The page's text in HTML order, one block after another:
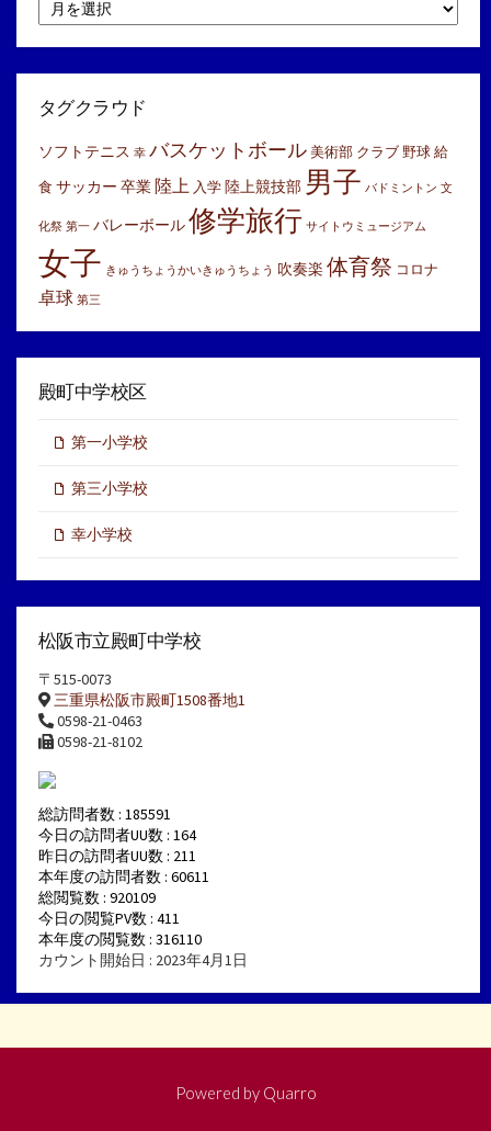
別
ア
イ
タグクラウド
ソフトテニス 幸 バスケットボール 美術部 クラブ 野球 給
食 サッカー 卒業陸上 入学 陸上競技部 男子 バドミントン 文
化祭 第一 バレーボール修学旅行 サイトウミュージアム
女子 きゅうちょうかいきゅうちょう 吹奏楽 体育祭 コロナ
卓球 第三
殿町中学校区
第一小学校
第三小学校
幸小学校
松阪市立殿町中学校
〒515-0073
三重県松阪市殿町1508番地1
0598-21-0463
0598-21-8102
総訪問者数 : 185591
今日の訪問者UU数 : 164
昨日の訪問者UU数 : 211
本年度の訪問者数 : 60611
総閲覧数 : 920109
今日の閲覧PV数 : 411
本年度の閲覧数 : 316110
カウント開始日 : 2023年4月1日
Powered by Quarro